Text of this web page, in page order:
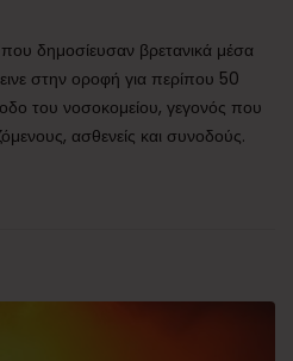
δημοσίευσαν βρετανικά μέσα
στην οροφή για περίπου 50
του νοσοκομείου, γεγονός που
ασθενείς και συνοδούς.